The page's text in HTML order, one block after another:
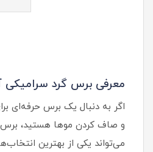
معرفی برس گرد سرامیکی
اگر به دنبال یک برس حرفه‌ای
و صاف کردن موها هستید، برس
می‌تواند یکی از بهترین